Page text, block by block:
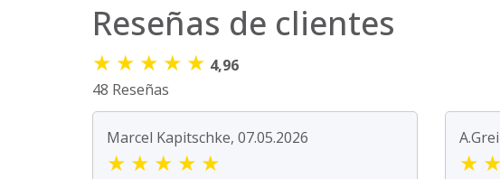
Reseñas de clientes
★ ★ ★ ★ ★ 4,96
48 Reseñas
Marcel Kapitschke, 07.05.2026
★ ★ ★ ★ ★ ★ ★